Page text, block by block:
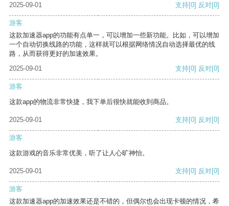
2025-09-01 支持[0] 反对[0]
游客
这款加速器app的功能有点单一，可以增加一些新功能。比如，可以增加
一个自动切换线路的功能，这样就可以根据网络情况自动选择最优的线
路，从而获得更好的加速效果。
2025-09-01
支持[0] 反对[0]
游客
这款app的物流非常快捷，我下单后很快就能收到商品。
2025-09-01 支持[0] 反对[0]
游客
这款游戏的音乐非常优美，听了让人心旷神怡。
2025-09-01 支持[0] 反对[0]
游客
这款加速器app的加速效果还是不错的，但偶尔也会出现卡顿的情况，希